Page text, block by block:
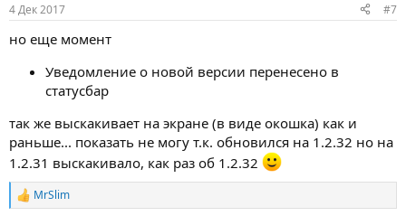
4 Дек 2017 #7
но еще момент
Уведомление о новой версии перенесено в
статусбар
так же выскакивает на экране (в виде окошка) как и
раньше... показать не могу т.к. обновился на 1.2.32 но на
1.2.31 выскакивало, как раз об 1.2.32
Р
MrSlim